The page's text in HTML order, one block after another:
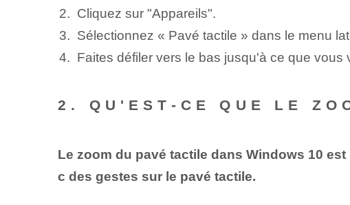
Cliquez sur "Appareils".
Sélectionnez « Pavé tactile » dans le menu
Faites défiler vers le bas jusqu'à ce que
2. QU'EST-CE QUE LE
Le zoom du pavé tactile dans Windows 10
c des gestes sur le pavé tactile.